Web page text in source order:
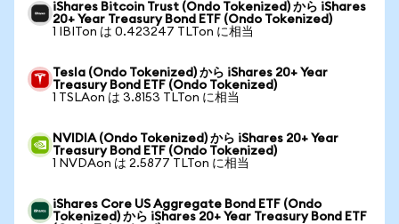
iShares Bitcoin Trust (Ondo Tokenized) から iShares
20+ Year Treasury Bond ETF (Ondo Tokenized)
1 IBITon は 0.423247 TLTon に相当
Tesla (Ondo Tokenized) から iShares 20+ Year
Treasury Bond ETF (Ondo Tokenized)
1 TSLAon は 3.8153 TLTon に相当
NVIDIA (Ondo Tokenized) から iShares 20+ Year
Treasury Bond ETF (Ondo Tokenized)
1 NVDAon は 2.5877 TLTon に相当
iShares Core US Aggregate Bond ETF (Ondo
Tokenized) から iShares 20+ Year Treasury Bond ETF